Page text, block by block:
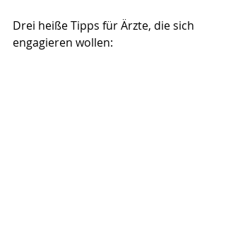
Drei heiße Tipps für Ärzte, die sich
engagieren wollen: